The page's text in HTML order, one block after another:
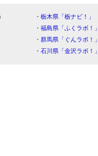
・栃木県「栃ナビ！」
・福島県「ふくラボ！」
・群馬県「ぐんラボ！」
・石川県「金沢ラボ！」